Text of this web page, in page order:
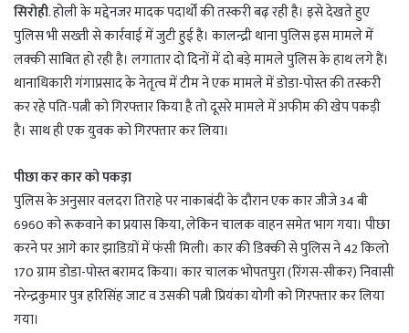
सिरोही. होली के मद्देनजर मादक पदार्थों की तस्करी बढ़ रही है। इसे देखते हुए
पुलिस भी सख्ती से कार्रवाई में जुटी हुई है। कालन्द्री थाना पुलिस इस मामले में
लक्की साबित हो रही है। लगातार दो दिनों में दो बड़े मामले पुलिस के हाथ लगे हैं।
थानाधिकारी गंगाप्रसाद के नेतृत्व में टीम ने एक मामले में डोडा-पोस्त की तस्करी
कर रहे पति-पत्नी को गिरफ्तार किया है तो दूसरे मामले में अफीम की खेप पकड़ी
है। साथ ही एक युवक को गिरफ्तार कर लिया।
पीछा कर कार को पकड़ा
पुलिस के अनुसार वलदरा तिराहे पर नाकाबंदी के दौरान एक कार जीजे 34 बी
6960 को रूकवाने का प्रयास किया, लेकिन चालक वाहन समेत भाग गया। पीछा
करने पर आगे कार झाडिय़ों में फंसी मिली। कार की डिक्की से पुलिस ने 42 किलो
170 ग्राम डोडा-पोस्त बरामद किया। कार चालक भोपतपुरा (रिंगस-सीकर) निवासी
नरेन्द्रकुमार पुत्र हरिसिंह जाट व उसकी पत्नी प्रियंका योगी को गिरफ्तार कर लिया
गया।